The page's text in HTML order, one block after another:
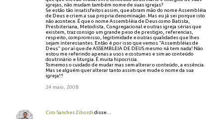
igrejas, não mudam também nome de suas igrejas?
Se estão tão insatisfeitos assim, que abram mão do nome Assembléia
de Deus e criem a sua propria denominação. Mas eu já sei porque isto
não acontece. É que o nome Assembléia de Deus como Batista,
Presbiteriana, Metodista, Congregacional e outras igreja sérias que
existem, traz consigo um grande peso de prestigio, referencias,
respeito, compromisso, legitimidade e outras qualidades que lhes
sejam interessantes. Então é por isso que vemos "Assembléias de
Deus" por aí que de ASSEMBLEIA DE DEUS mesmo nã tem nada! Não
estou me referindo apenas a usos e costumes e sim ao conteúdo
doutrinário e liturgia. É muita hipocrisia.
Tomemos o cuidado de mudar mas sem alterar o conteúdo, a essência.
Mas se alguém quer alterar tanto assim que mude o nome da sua
igreja!!!
24 maio, 2008
Ciro Sanches Zibordi disse…